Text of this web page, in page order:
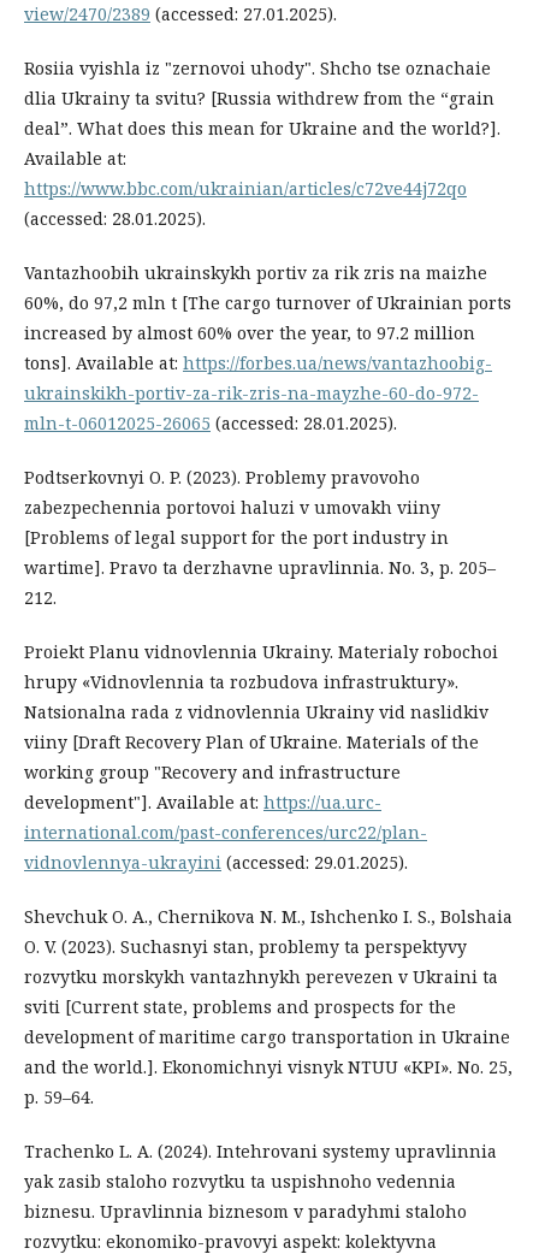
view/2470/2389 (accessed: 27.01.2025).
Rosiia vyishla iz "zernovoi uhody". Shcho tse oznachaie
dlia Ukrainy ta svitu? [Russia withdrew from the “grain
deal”. What does this mean for Ukraine and the world?].
Available at:
https://www.bbc.com/ukrainian/articles/c72ve44j72qo
(accessed: 28.01.2025).
Vantazhoobih ukrainskykh portiv za rik zris na maizhe
60%, do 97,2 mln t [The cargo turnover of Ukrainian ports
increased by almost 60% over the year, to 97.2 million
tons]. Available at: https://forbes.ua/news/vantazhoobig-
ukrainskikh-portiv-za-rik-zris-na-mayzhe-60-do-972-
mln-t-06012025-26065 (accessed: 28.01.2025).
Podtserkovnyi O. P. (2023). Problemy pravovoho
zabezpechennia portovoi haluzi v umovakh viiny
[Problems of legal support for the port industry in
wartime]. Pravo ta derzhavne upravlinnia. No. 3, p. 205–
212.
Proiekt Planu vidnovlennia Ukrainy. Materialy robochoi
hrupy «Vidnovlennia ta rozbudova infrastruktury».
Natsionalna rada z vidnovlennia Ukrainy vid naslidkiv
viiny [Draft Recovery Plan of Ukraine. Materials of the
working group "Recovery and infrastructure
development"]. Available at: https://ua.urc-
international.com/past-conferences/urc22/plan-
vidnovlennya-ukrayini (accessed: 29.01.2025).
Shevchuk O. A., Chernikova N. M., Ishchenko I. S., Bolshaia
O. V. (2023). Suchasnyi stan, problemy ta perspektyvy
rozvytku morskykh vantazhnykh perevezen v Ukraini ta
sviti [Current state, problems and prospects for the
development of maritime cargo transportation in Ukraine
and the world.]. Ekonomichnyi visnyk NTUU «KPI». No. 25,
p. 59–64.
Trachenko L. A. (2024). Intehrovani systemy upravlinnia
yak zasib staloho rozvytku ta uspishnoho vedennia
biznesu. Upravlinnia biznesom v paradyhmi staloho
rozvytku: ekonomiko-pravovyi aspekt: kolektyvna